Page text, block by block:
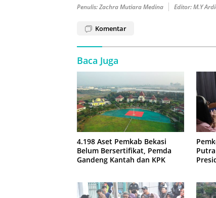
Penulis: Zachra Mutiara Medina Editor: M.Y
Komentar
Baca Juga
4.198 Aset Pemkab Bekasi
Belum Bersertifikat, Pemda
Gandeng Kantah dan KPK